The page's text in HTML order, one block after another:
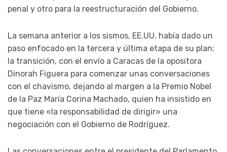
penal y otro para la reestructuración del Gobierno.
La semana anterior a los sismos, EE.UU. había dado un
paso enfocado en la tercera y última etapa de su plan:
la transición, con el envío a Caracas de la opositora
Dinorah Figuera para comenzar unas conversaciones
con el chavismo, dejando al margen a la Premio Nobel
de la Paz María Corina Machado, quien ha insistido en
que tiene «la responsabilidad de dirigir» una
negociación con el Gobierno de Rodríguez.